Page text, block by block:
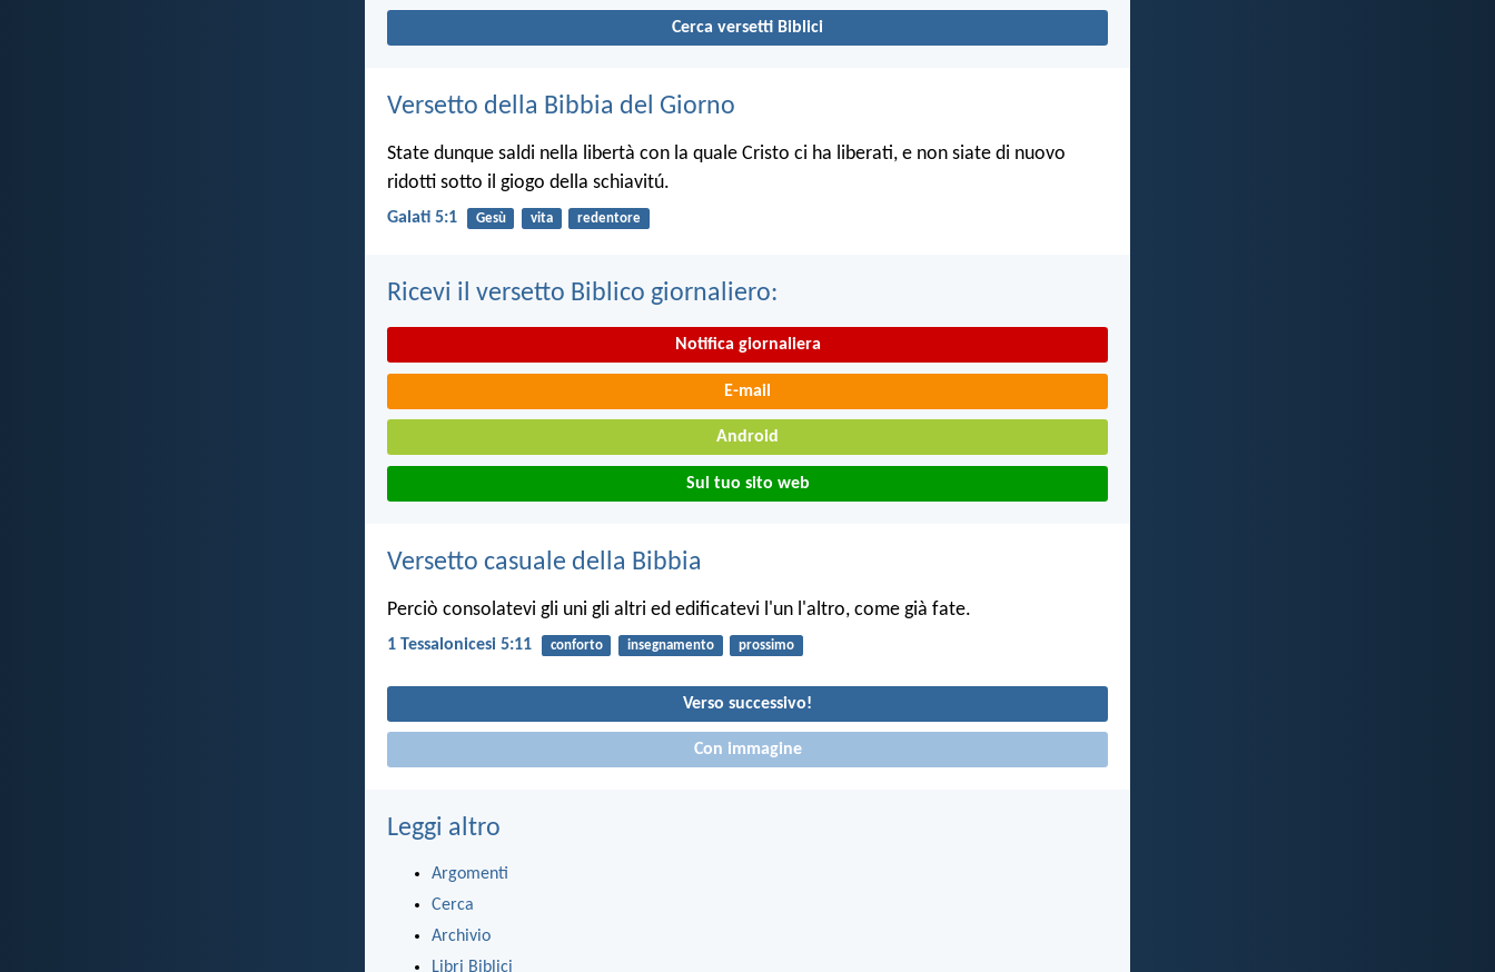
Cerca versetti Biblici
Versetto della Bibbia del Giorno
State dunque saldi nella libertà con la quale Cristo ci ha liberati, e non siate di nuovo
ridotti sotto il giogo della schiavitú.
Galati 5:1 Gesù vita redentore
Ricevi il versetto Biblico giornaliero:
Notifica giornaliera
E-mail
Android
Sul tuo sito web
Versetto casuale della Bibbia
Perciò consolatevi gli uni gli altri ed edificatevi l'un l'altro, come già fate.
1 Tessalonicesi 5:11 conforto insegnamento prossimo
Verso successivo!
Con immagine
Leggi altro
Argomenti
Cerca
Archivio
Libri Biblici